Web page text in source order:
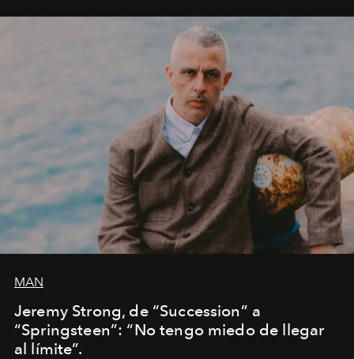
MAN
Jeremy Strong, de “Succession” a
“Springsteen”: “No tengo miedo de llegar
al límite”.